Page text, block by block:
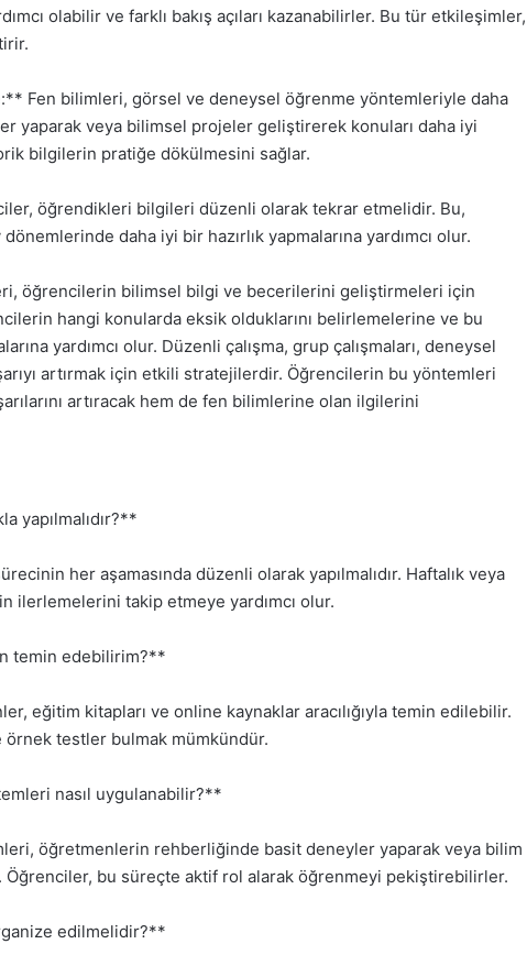
olabilir ve farklı bakış açıları kazanabilirler. Bu tür etkileşimler,
Fen bilimleri, görsel ve deneysel öğrenme yöntemleriyle daha
yaparak veya bilimsel projeler geliştirerek konuları daha iyi
bilgilerin pratiğe dökülmesini sağlar.
öğrendikleri bilgileri düzenli olarak tekrar etmelidir. Bu,
dönemlerinde daha iyi bir hazırlık yapmalarına yardımcı olur.
öğrencilerin bilimsel bilgi ve becerilerini geliştirmeleri için
hangi konularda eksik olduklarını belirlemelerine ve bu
yardımcı olur. Düzenli çalışma, grup çalışmaları, deneysel
artırmak için etkili stratejilerdir. Öğrencilerin bu yöntemleri
artıracak hem de fen bilimlerine olan ilgilerini
yapılmalıdır?**
her aşamasında düzenli olarak yapılmalıdır. Haftalık veya
ilerlemelerini takip etmeye yardımcı olur.
temin edebilirim?**
eğitim kitapları ve online kaynaklar aracılığıyla temin edilebilir.
testler bulmak mümkündür.
nasıl uygulanabilir?**
öğretmenlerin rehberliğinde basit deneyler yaparak veya bilim
bu süreçte aktif rol alarak öğrenmeyi pekiştirebilirler.
edilmelidir?**